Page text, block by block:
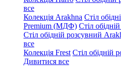
все
Колекція Arakhna Стіл
Premium (МДФ) Стіл
Стіл обідній розсувний
все
Колекція Frest Стіл обідній
Дивитися все